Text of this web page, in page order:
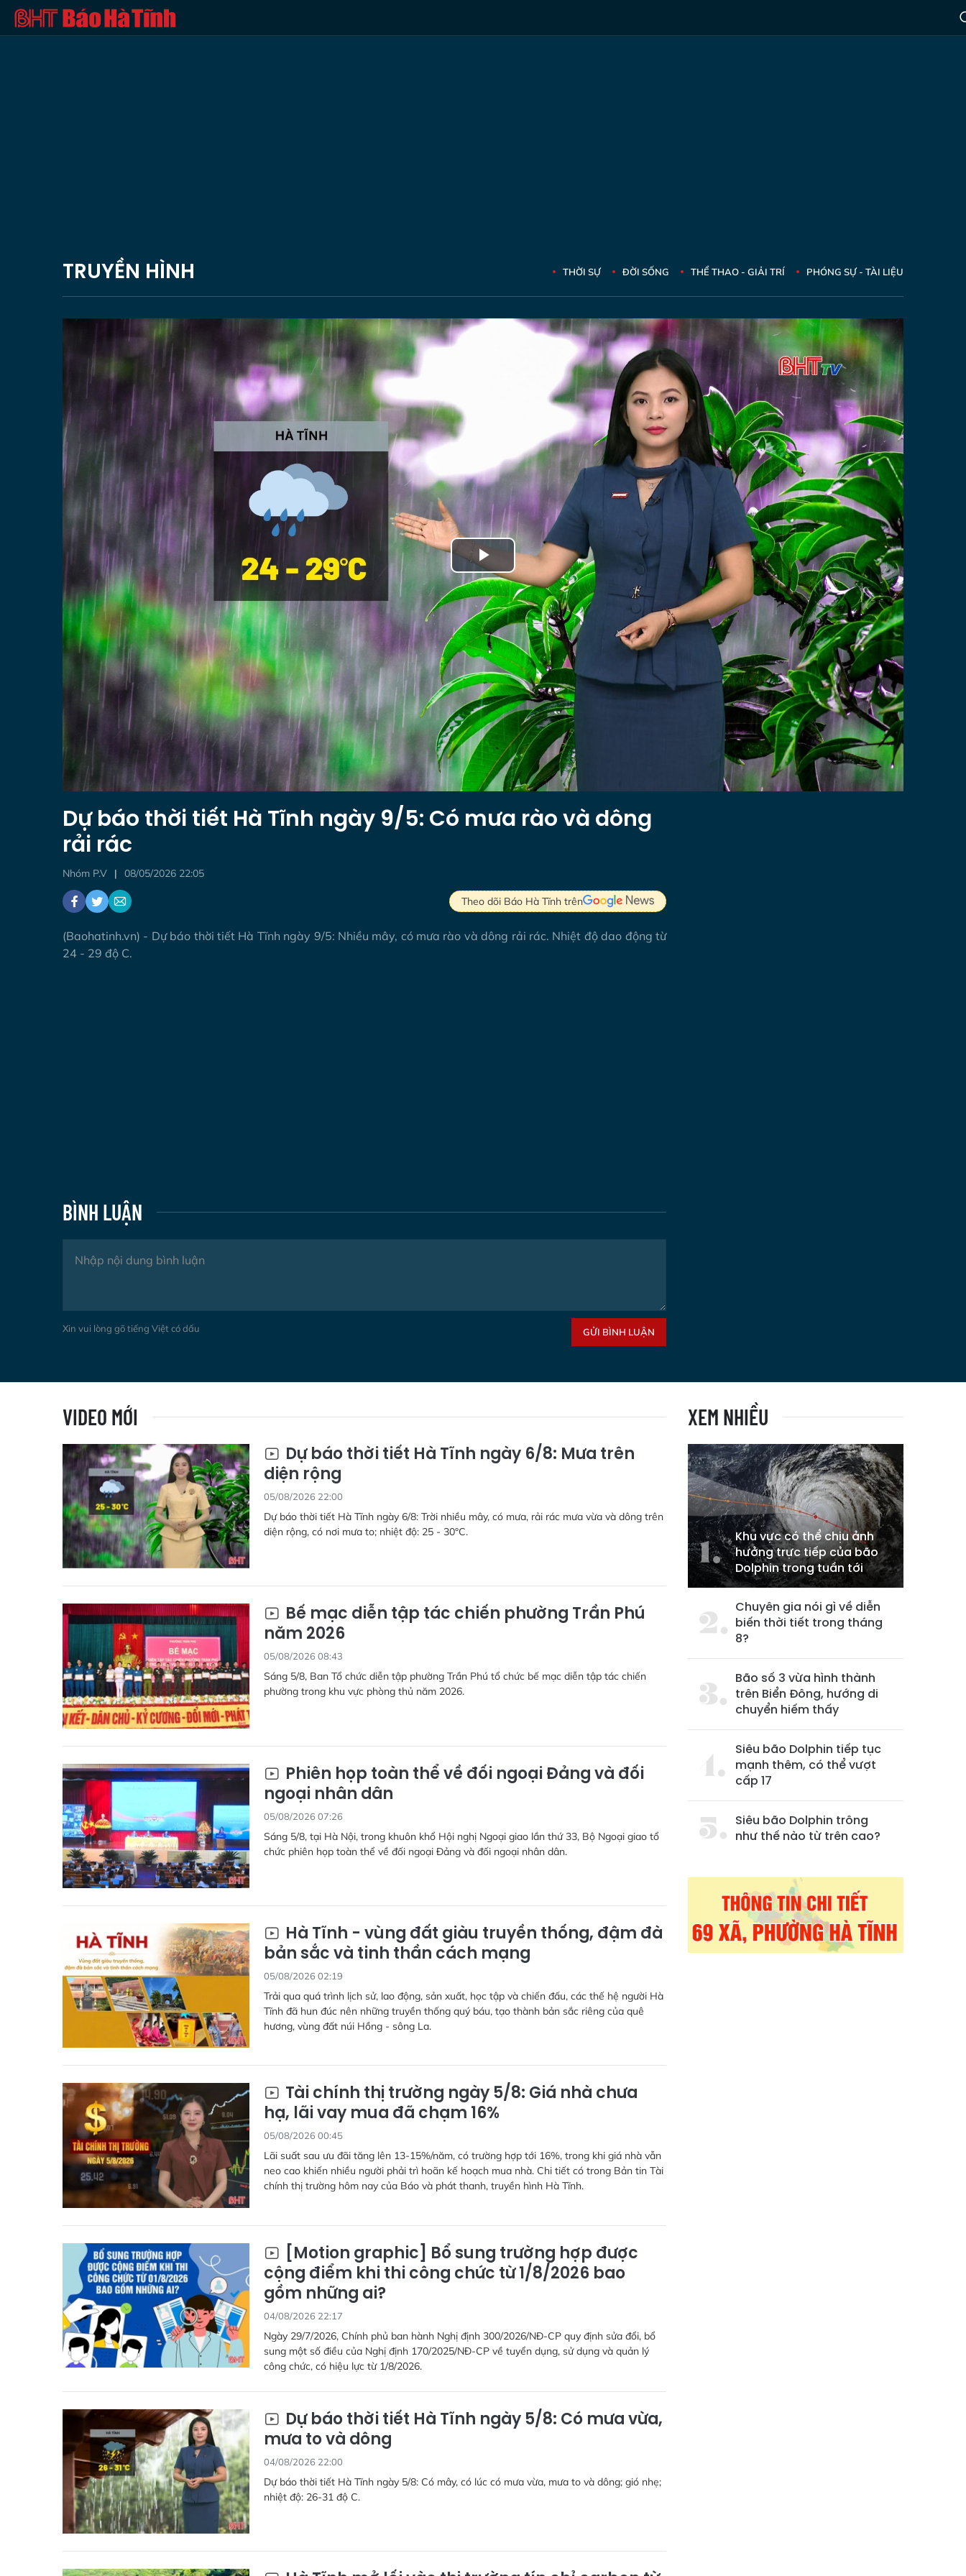
TRUYỀN HÌNH THỜI SỰ ĐỜI SỐNG THỂ THAO - GIẢI TRÍ PHÓNG SỰ - TÀI LIỆU
Play
Video
Dự báo thời tiết Hà Tĩnh ngày 9/5: Có mưa rào và dông
rải rác
Nhóm P.V 08/05/2026 22:05
Theo dõi Báo Hà Tĩnh trên
(Baohatinh.vn) - Dự báo thời tiết Hà Tĩnh ngày 9/5: Nhiều mây, có mưa rào và dông rải rác. Nhiệt độ dao động từ
24 - 29 độ C.
BÌNH LUẬN
Xin vui lòng gõ tiếng Việt có dấu GỬI BÌNH LUẬN
VIDEO MỚI
Dự báo thời tiết Hà Tĩnh ngày 6/8: Mưa trên
diện rộng
05/08/2026 22:00
Dự báo thời tiết Hà Tĩnh ngày 6/8: Trời nhiều mây, có mưa, rải rác mưa vừa và dông trên
diện rộng, có nơi mưa to; nhiệt độ: 25 - 30°C.
Bế mạc diễn tập tác chiến phường Trần Phú
năm 2026
05/08/2026 08:43
Sáng 5/8, Ban Tổ chức diễn tập phường Trần Phú tổ chức bế mạc diễn tập tác chiến
phường trong khu vực phòng thủ năm 2026.
Phiên họp toàn thể về đối ngoại Đảng và đối
ngoại nhân dân
05/08/2026 07:26
Sáng 5/8, tại Hà Nội, trong khuôn khổ Hội nghị Ngoại giao lần thứ 33, Bộ Ngoại giao tổ
chức phiên họp toàn thể về đối ngoại Đảng và đối ngoại nhân dân.
Hà Tĩnh - vùng đất giàu truyền thống, đậm đà
bản sắc và tinh thần cách mạng
05/08/2026 02:19
Trải qua quá trình lịch sử, lao động, sản xuất, học tập và chiến đấu, các thế hệ người Hà
Tĩnh đã hun đúc nên những truyền thống quý báu, tạo thành bản sắc riêng của quê
hương, vùng đất núi Hồng - sông La.
Tài chính thị trường ngày 5/8: Giá nhà chưa
hạ, lãi vay mua đã chạm 16%
05/08/2026 00:45
Lãi suất sau ưu đãi tăng lên 13-15%/năm, có trường hợp tới 16%, trong khi giá nhà vẫn
neo cao khiến nhiều người phải trì hoãn kế hoạch mua nhà. Chi tiết có trong Bản tin Tài
chính thị trường hôm nay của Báo và phát thanh, truyền hình Hà Tĩnh.
[Motion graphic] Bổ sung trường hợp được
cộng điểm khi thi công chức từ 1/8/2026 bao
gồm những ai?
04/08/2026 22:17
Ngày 29/7/2026, Chính phủ ban hành Nghị định 300/2026/NĐ-CP quy định sửa đổi, bổ
sung một số điều của Nghị định 170/2025/NĐ-CP về tuyển dụng, sử dụng và quản lý
công chức, có hiệu lực từ 1/8/2026.
Dự báo thời tiết Hà Tĩnh ngày 5/8: Có mưa vừa,
mưa to và dông
04/08/2026 22:00
Dự báo thời tiết Hà Tĩnh ngày 5/8: Có mây, có lúc có mưa vừa, mưa to và dông; gió nhẹ;
nhiệt độ: 26-31 độ C.
XEM NHIỀU
Khu vực có thể chịu ảnh
hưởng trực tiếp của bão
Dolphin trong tuần tới
Chuyên gia nói gì về diễn
biến thời tiết trong tháng
8?
Bão số 3 vừa hình thành
trên Biển Đông, hướng di
chuyển hiếm thấy
Siêu bão Dolphin tiếp tục
mạnh thêm, có thể vượt
cấp 17
Siêu bão Dolphin trông
như thế nào từ trên cao?